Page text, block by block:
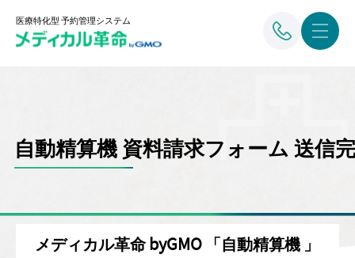
医療特化型 予約管理システム
自動精算機 資料請求フォーム 送信
メディカル革命 byGMO 「自動精算機 」